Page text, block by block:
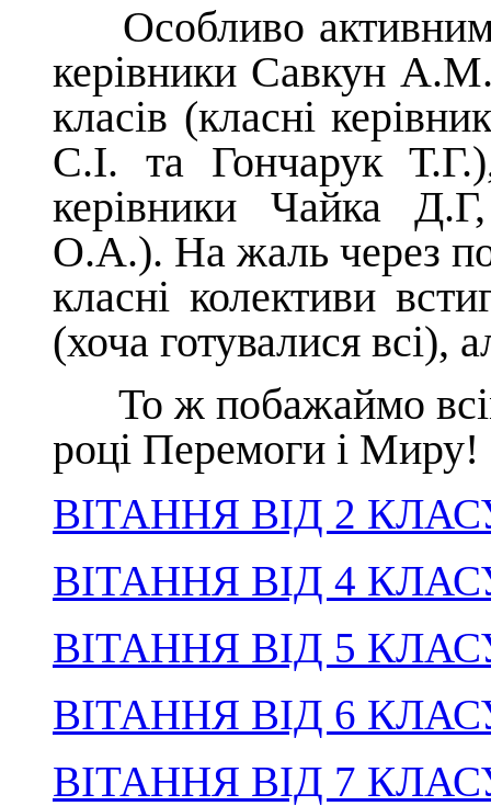
Особливо
керівники Савкун
класів (класні
С.І. та Гончарук
керівники Чайка
О.А.). На жаль через
класні колективи
(хоча готувалися всі),
То ж побажаймо
році Перемоги і Миру!
ВІТАННЯ ВІД 2
ВІТАННЯ ВІД 4
ВІТАННЯ ВІД 5
ВІТАННЯ ВІД 6
ВІТАННЯ ВІД 7